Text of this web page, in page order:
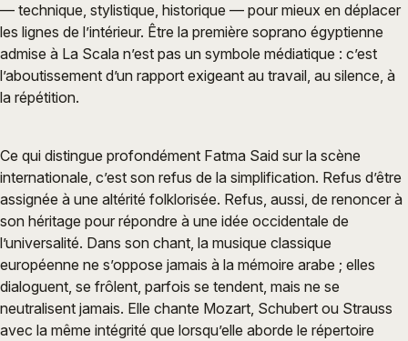
— technique, stylistique, historique — pour mieux en déplacer
les lignes de l’intérieur. Être la première soprano égyptienne
admise à La Scala n’est pas un symbole médiatique : c’est
l’aboutissement d’un rapport exigeant au travail, au silence, à
la répétition.
Ce qui distingue profondément Fatma Said sur la scène
internationale, c’est son refus de la simplification. Refus d’être
assignée à une altérité folklorisée. Refus, aussi, de renoncer à
son héritage pour répondre à une idée occidentale de
l’universalité. Dans son chant, la musique classique
européenne ne s’oppose jamais à la mémoire arabe ; elles
dialoguent, se frôlent, parfois se tendent, mais ne se
neutralisent jamais. Elle chante Mozart, Schubert ou Strauss
avec la même intégrité que lorsqu’elle aborde le répertoire